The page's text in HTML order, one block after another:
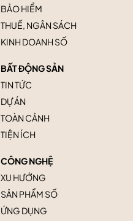
BẢO HIỂM
THUẾ, NGÂN SÁCH
KINH DOANH SỐ
BẤT ĐỘNG SẢN
TIN TỨC
DỰ ÁN
TOÀN CẢNH
TIỆN ÍCH
CÔNG NGHỆ
XU HƯỚNG
SẢN PHẨM SỐ
ỨNG DỤNG